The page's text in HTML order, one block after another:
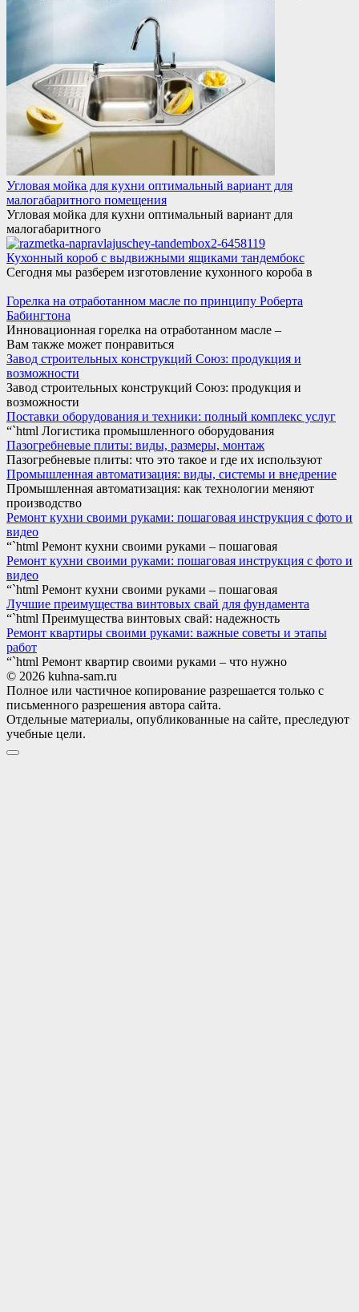
Угловая мойка для кухни оптимальный вариант для
малогабаритного помещения
Угловая мойка для кухни оптимальный вариант для
малогабаритного
Кухонный короб с выдвижными ящиками тандембокс
Сегодня мы разберем изготовление кухонного короба в
Горелка на отработанном масле по принципу Роберта
Бабингтона
Инновационная горелка на отработанном масле –
Вам также может понравиться
Завод строительных конструкций Союз: продукция и
возможности
Завод строительных конструкций Союз: продукция и
возможности
Поставки оборудования и техники: полный комплекс услуг
“`html Логистика промышленного оборудования
Пазогребневые плиты: виды, размеры, монтаж
Пазогребневые плиты: что это такое и где их используют
Промышленная автоматизация: виды, системы и внедрение
Промышленная автоматизация: как технологии меняют
производство
Ремонт кухни своими руками: пошаговая инструкция с фото и
видео
“`html Ремонт кухни своими руками – пошаговая
Ремонт кухни своими руками: пошаговая инструкция с фото и
видео
“`html Ремонт кухни своими руками – пошаговая
Лучшие преимущества винтовых свай для фундамента
“`html Преимущества винтовых свай: надежность
Ремонт квартиры своими руками: важные советы и этапы
работ
“`html Ремонт квартир своими руками – что нужно
© 2026 kuhna-sam.ru
Полное или частичное копирование разрешается только с
письменного разрешения автора сайта.
Отдельные материалы, опубликованные на сайте, преследуют
учебные цели.